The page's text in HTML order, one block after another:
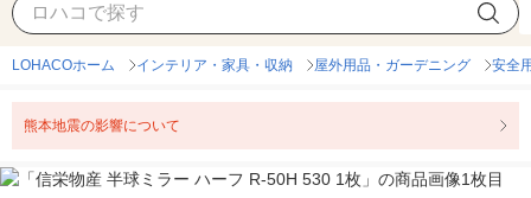
LOHACOホーム インテリア・家具・収納 屋外用品・ガーデニング 安全
熊本地震の影響について